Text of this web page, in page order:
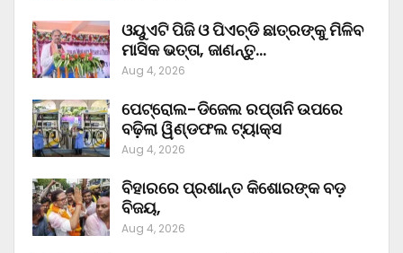
ଓୟୁଏଟି ପିଜି ଓ ପିଏଚ୍‌ଡି ଛାତ୍ରଙ୍କୁ ମିଳିବ
ମାସିକ ଭତ୍ତା, ଜାଣନ୍ତୁ…
Aug 4, 2026
ପେଟ୍ରୋଲ-ଡିଜେଲ ରପ୍ତାନି ଉପରେ
ବଢ଼ିଲା ୱିଣ୍ଡଫଲ ଟ୍ୟାକ୍ସ
Aug 4, 2026
ବିହାରରେ ପ୍ରଶାନ୍ତ କିଶୋରଙ୍କ ବଡ଼
ବିଜୟ,
Aug 4, 2026